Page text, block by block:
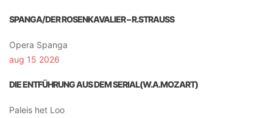
SPANGA/DER ROSENKAVALIER – R.STRAUSS
Opera Spanga
aug 15 2026
DIE ENTFÜHRUNG AUS DEM SERIAL(W.A.MOZART)
Paleis het Loo